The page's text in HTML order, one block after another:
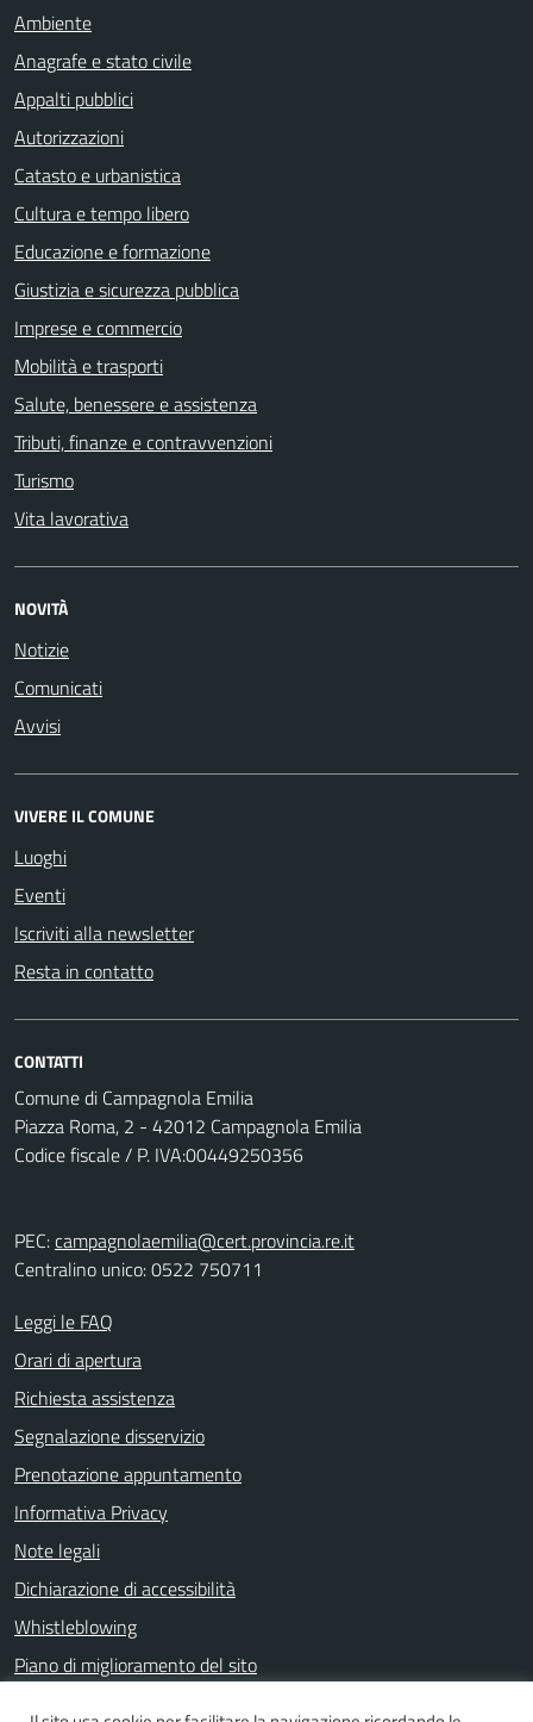
Ambiente
Anagrafe e stato civile
Appalti pubblici
Autorizzazioni
Catasto e urbanistica
Cultura e tempo libero
Educazione e formazione
Giustizia e sicurezza pubblica
Imprese e commercio
Mobilità e trasporti
Salute, benessere e assistenza
Tributi, finanze e contravvenzioni
Turismo
Vita lavorativa
NOVITÀ
Notizie
Comunicati
Avvisi
VIVERE IL COMUNE
Luoghi
Eventi
Iscriviti alla newsletter
Resta in contatto
CONTATTI
Comune di Campagnola Emilia
Piazza Roma, 2 - 42012 Campagnola Emilia
Codice fiscale / P. IVA:00449250356
PEC:campagnolaemilia@cert.provincia.re.it
Centralino unico: 0522 750711
Leggi le FAQ
Orari di apertura
Richiesta assistenza
Segnalazione disservizio
Prenotazione appuntamento
Informativa Privacy
Note legali
Dichiarazione di accessibilità
Whistleblowing
Piano di miglioramento del sito